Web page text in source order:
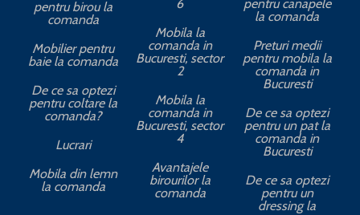
pentru birou la
comanda
Mobilier pentru
baie la comanda
De ce sa optezi
pentru coltare la
comanda?
Lucrari
Mobila din lemn
la comanda
6
Mobila la
comanda in
Bucuresti, sector
2
Mobila la
comanda in
Bucuresti, sector
4
Avantajele
birourilor la
comanda
pentru canapele
la comanda
Preturi medii
pentru mobila la
comanda in
Bucuresti
De ce sa optezi
pentru un pat la
comanda in
Bucuresti
De ce sa optezi
pentru un
dressing la